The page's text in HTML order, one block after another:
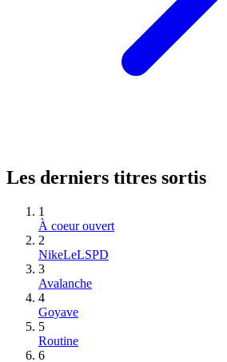
Les derniers titres sortis
1
À coeur ouvert
2
NikeLeLSPD
3
Avalanche
4
Goyave
5
Routine
6